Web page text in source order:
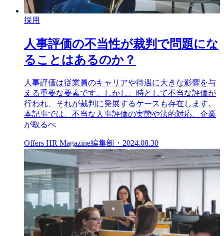
採用
人事評価の不当性が裁判で問題にな
ることはあるのか？
人事評価は従業員のキャリアや待遇に大きな影響を与
える重要な要素です。しかし、時として不当な評価が
行われ、それが裁判に発展するケースも存在します。
本記事では、不当な人事評価の実態や法的対応、企業
が取るべ
Offers HR Magazine編集部 ・ 2024.08.30